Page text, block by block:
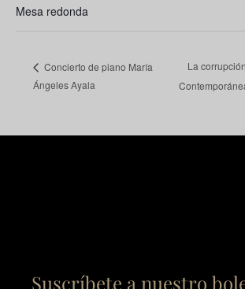
Mesa redonda
Concierto de piano María
Ángeles Ayala
La
Suscríbete a nuestro